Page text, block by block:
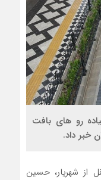
پیاده رو های بافت
خبر داد.
از شهریار، حسین